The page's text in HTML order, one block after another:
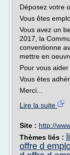
Déposez votre
Vous êtes
Vous avez un
2017, la
conventionne
mettre en
Pour vous
Vous êtes
Merci...
Lire la suite
Site : http://
Thèmes liés :
offre d